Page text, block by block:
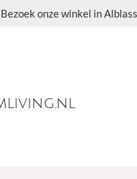
onze winkel in